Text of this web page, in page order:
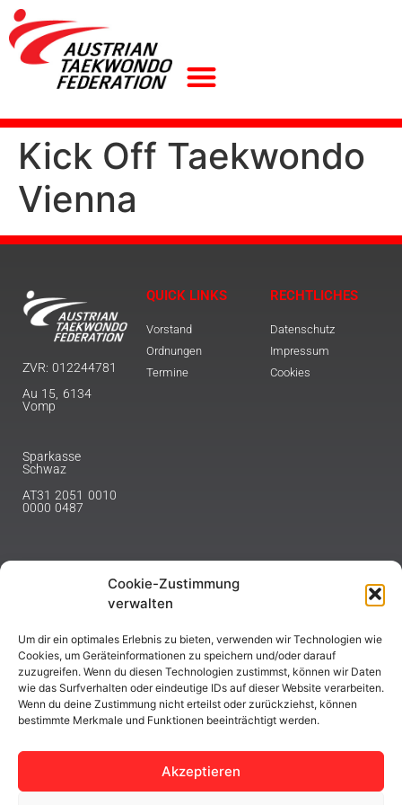
Cookie-Zustimmung
verwalten
Um dir ein optimales Erlebnis zu bieten, verwenden wir Technologien wie
Cookies, um Geräteinformationen zu speichern und/oder darauf
zuzugreifen. Wenn du diesen Technologien zustimmst, können wir Daten
wie das Surfverhalten oder eindeutige IDs auf dieser Website verarbeiten.
Wenn du deine Zustimmung nicht erteilst oder zurückziehst, können
bestimmte Merkmale und Funktionen beeinträchtigt werden.
Akzeptieren
Kick Off Taekwondo
Vienna
ZVR: 012244781
Au 15, 6134
Vomp
Sparkasse
Schwaz
AT31 2051 0010
0000 0487
QUICK LINKS
Vorstand
Ordnungen
Termine
RECHTLICHES
Datenschutz
Impressum
Cookies
ABONNIEREN